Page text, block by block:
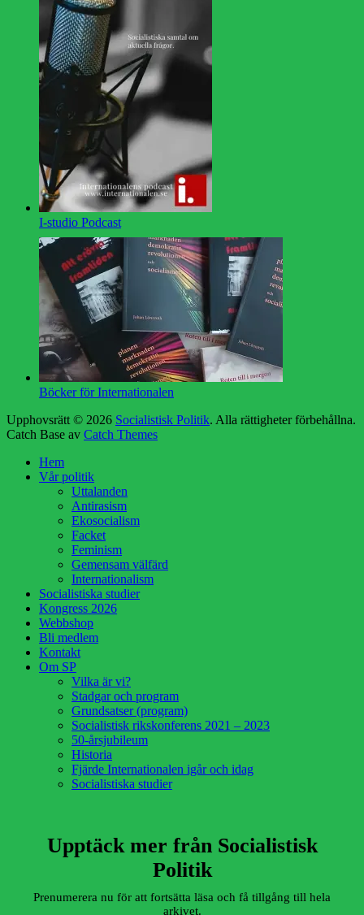
I-studio Podcast
Böcker för Internationalen
Upphovsrätt © 2026 Socialistisk Politik. Alla rättigheter förbehållna.
Catch Base av Catch Themes
Hem
Vår politik
Uttalanden
Antirasism
Ekosocialism
Facket
Feminism
Gemensam välfärd
Internationalism
Socialistiska studier
Kongress 2026
Webbshop
Bli medlem
Kontakt
Om SP
Vilka är vi?
Stadgar och program
Grundsatser (program)
Socialistisk rikskonferens 2021 – 2023
50-årsjubileum
Historia
Fjärde Internationalen igår och idag
Socialistiska studier
Upptäck mer från Socialistisk
Politik
Prenumerera nu för att fortsätta läsa och få tillgång till hela
arkivet.